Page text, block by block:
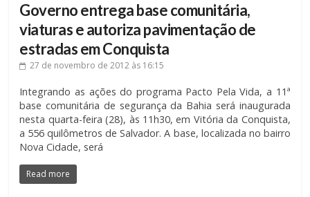
Governo entrega base comunitária,
viaturas e autoriza pavimentação de
estradas em Conquista
27 de novembro de 2012 às 16:15
Integrando as ações do programa Pacto Pela Vida, a 11ª
base comunitária de segurança da Bahia será inaugurada
nesta quarta-feira (28), às 11h30, em Vitória da Conquista,
a 556 quilômetros de Salvador. A base, localizada no bairro
Nova Cidade, será
Read more